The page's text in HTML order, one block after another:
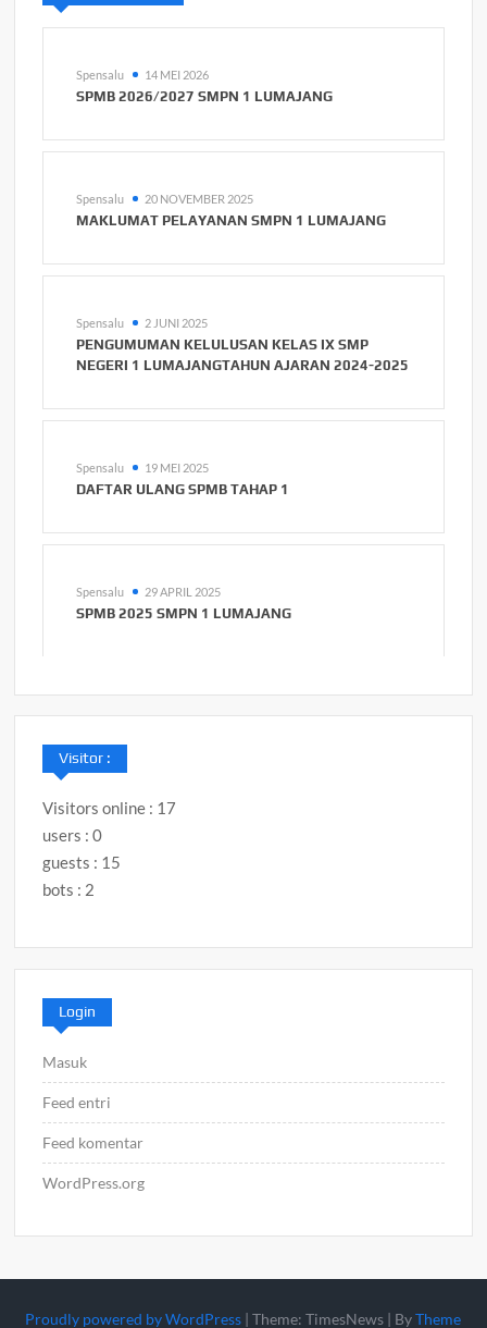
Spensalu 14 MEI 2026
SPMB 2026/2027 SMPN 1 LUMAJANG
Spensalu 20 NOVEMBER 2025
MAKLUMAT PELAYANAN SMPN 1 LUMAJANG
Spensalu 2 JUNI 2025
PENGUMUMAN KELULUSAN KELAS IX SMP
NEGERI 1 LUMAJANGTAHUN AJARAN 2024-2025
Spensalu 19 MEI 2025
DAFTAR ULANG SPMB TAHAP 1
Spensalu 29 APRIL 2025
SPMB 2025 SMPN 1 LUMAJANG
Visitor :
Visitors online : 17
users : 0
guests : 15
bots : 2
Login
Masuk
Feed entri
Feed komentar
WordPress.org
Proudly powered by WordPress |Theme: TimesNews | ByTheme